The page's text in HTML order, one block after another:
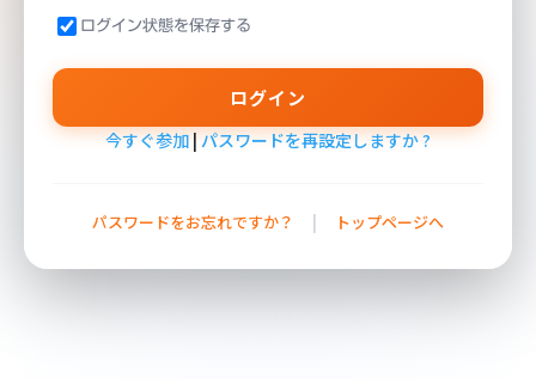
ログイン状態を保存する
今すぐ参加|パスワードを再設定しますか ?
パスワードをお忘れですか？ | トップページへ